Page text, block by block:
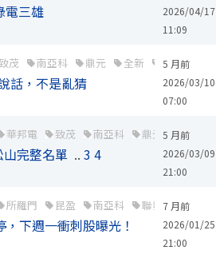
2026/04/17
11:09
電三雄
致茂 南亞科 鼎元 全新 長榮
5 月前
2026/03/10
07:00
話，不是亂猜
華邦電 致茂 南亞科 鼎元 全新
5 月前
2026/03/09
21:00
完整名單 ..3 4
所羅門 昆盈 南亞科 聯發科7 月前
2026/01/25
21:00
下週一衝刺股曝光！